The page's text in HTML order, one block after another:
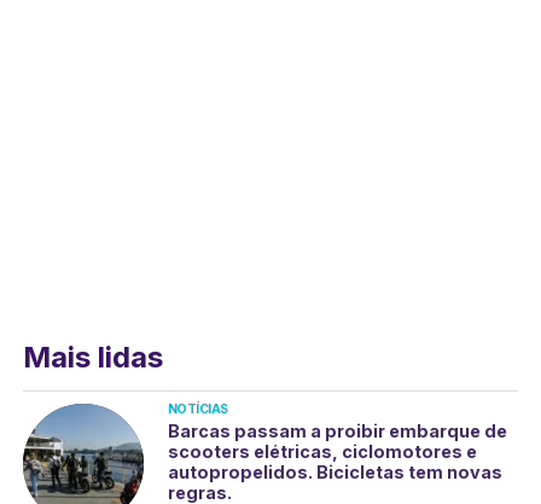
Mais lidas
NOTÍCIAS
Barcas passam a proibir embarque de
scooters elétricas, ciclomotores e
autopropelidos. Bicicletas tem novas
regras.